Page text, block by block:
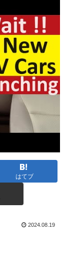
はてブ
2024.08.19